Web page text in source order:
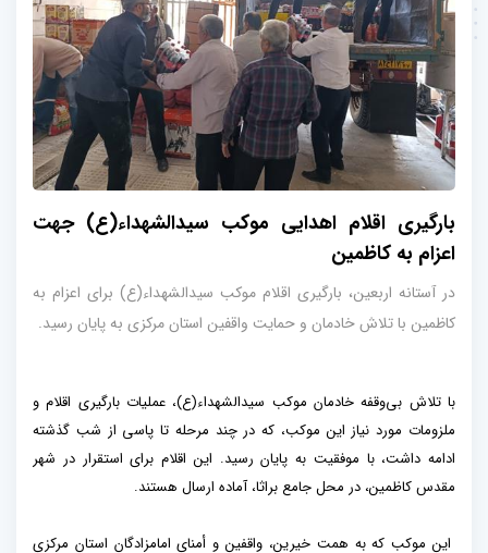
بارگیری اقلام اهدایی موکب سیدالشهداء(ع) جهت
اعزام به کاظمین
در آستانه اربعین، بارگیری اقلام موکب سیدالشهداء(ع) برای اعزام به
کاظمین با تلاش خادمان و حمایت واقفین استان مرکزی به پایان رسید.
با تلاش بی‌وقفه خادمان موکب سیدالشهداء(ع)، عملیات بارگیری اقلام و
ملزومات مورد نیاز این موکب، که در چند مرحله تا پاسی از شب گذشته
ادامه داشت، با موفقیت به پایان رسید. این اقلام برای استقرار در شهر
مقدس کاظمین، در محل جامع براثا، آماده ارسال هستند.
این موکب که به همت خیرین، واقفین و أمنای امامزادگان استان مرکزی